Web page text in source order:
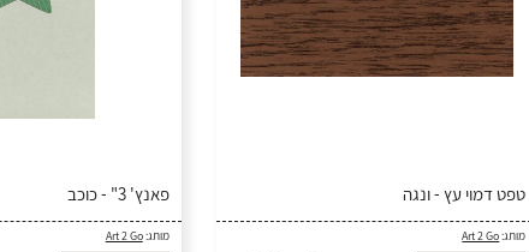
טפט דמוי עץ - ונגה
מותג:Art 2 Go
פאנץ' 3" - כוכב
מותג:Art 2 Go